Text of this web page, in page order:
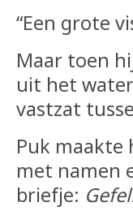
“Een grote
Maar toen
uit het
vastzat
Puk maakte
met namen
briefje: